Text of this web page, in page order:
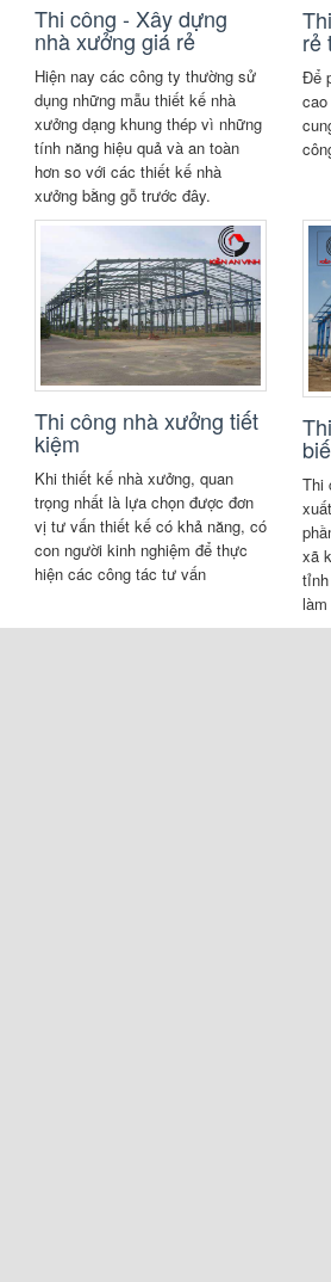
Thi công - Xây dựng
nhà xưởng giá rẻ
Hiện nay các công ty thường sử
dụng những mẫu thiết kế nhà
xưởng dạng khung thép vì những
tính năng hiệu quả và an toàn
hơn so với các thiết kế nhà
xưởng bằng gỗ trước đây.
rẻ
Để
Thi công nhà xưởng tiết
kiệm
Khi thiết kế nhà xưởng, quan
trọng nhất là lựa chọn được đơn
vị tư vấn thiết kế có khả năng, có
con người kinh nghiệm để thực
hiện các công tác tư vấn
Thi
xã